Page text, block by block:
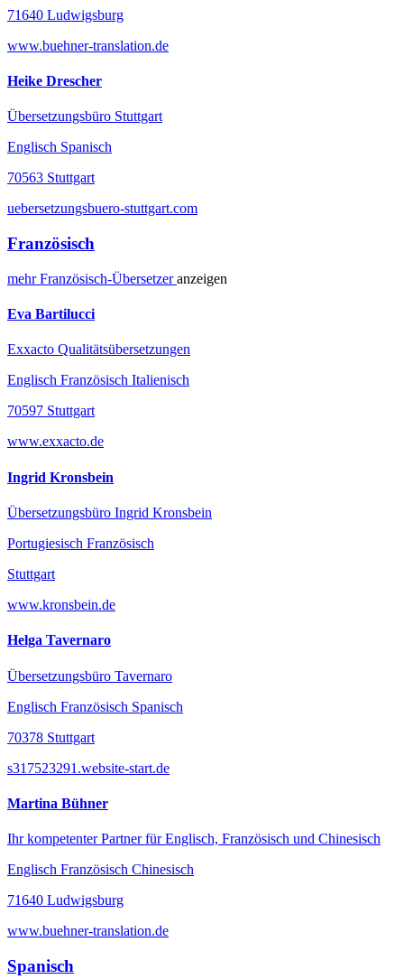
71640 Ludwigsburg
www.buehner-translation.de
Heike Drescher
Übersetzungsbüro Stuttgart
Englisch Spanisch
70563 Stuttgart
uebersetzungsbuero-stuttgart.com
Französisch
mehrFranzösisch-Übersetzeranzeigen
Eva Bartilucci
Exxacto Qualitätsübersetzungen
Englisch Französisch Italienisch
70597 Stuttgart
www.exxacto.de
Ingrid Kronsbein
Übersetzungsbüro Ingrid Kronsbein
Portugiesisch Französisch
Stuttgart
www.kronsbein.de
Helga Tavernaro
Übersetzungsbüro Tavernaro
Englisch Französisch Spanisch
70378 Stuttgart
s317523291.website-start.de
Martina Bühner
Ihr kompetenter Partner für Englisch, Französisch und Chinesisch
Englisch Französisch Chinesisch
71640 Ludwigsburg
www.buehner-translation.de
Spanisch